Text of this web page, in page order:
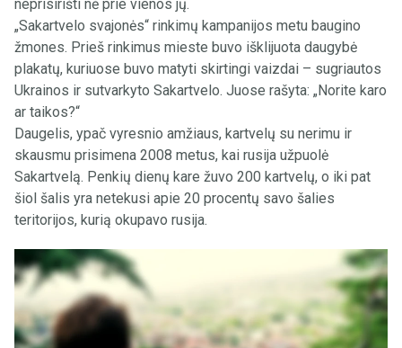
neprisirišti nė prie vienos jų.
„Sakartvelo svajonės“ rinkimų kampanijos metu baugino
žmones. Prieš rinkimus mieste buvo išklijuota daugybė
plakatų, kuriuose buvo matyti skirtingi vaizdai – sugriautos
Ukrainos ir sutvarkyto Sakartvelo. Juose rašyta: „Norite karo
ar taikos?“
Daugelis, ypač vyresnio amžiaus, kartvelų su nerimu ir
skausmu prisimena 2008 metus, kai rusija užpuolė
Sakartvelą. Penkių dienų kare žuvo 200 kartvelų, o iki pat
šiol šalis yra netekusi apie 20 procentų savo šalies
teritorijos, kurią okupavo rusija.